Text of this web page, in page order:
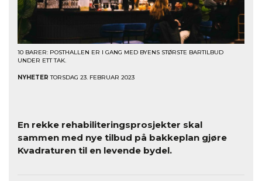
10 BARER: POSTHALLEN ER I GANG MED BYENS STØRSTE BARTILBUD
UNDER ETT TAK.
NYHETER TORSDAG 23. FEBRUAR 2023
En rekke rehabiliteringsprosjekter skal
sammen med nye tilbud på bakkeplan gjøre
Kvadraturen til en levende bydel.